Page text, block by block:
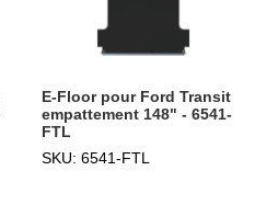
E-Floor pour Ford Transit
empattement 148" - 6541-
FTL
SKU: 6541-FTL